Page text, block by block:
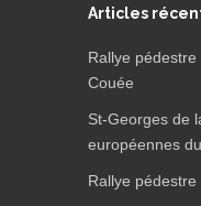
Articles
Rallye
Couée
St-Georges de
européennes
Rallye pédestre